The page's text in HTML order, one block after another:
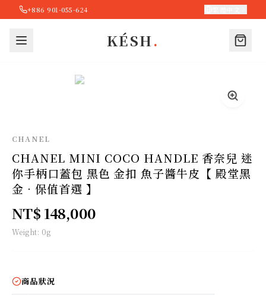
+886 901-055-624
KÉSH.
CHANEL
CHANEL MINI COCO HANDLE 香奈兒 迷
你手柄口蓋包 黑色 金扣 魚子醬牛皮【 殿堂黑
金 · 保值首選 】
NT$ 148,000
Weight: 0g
商品狀況